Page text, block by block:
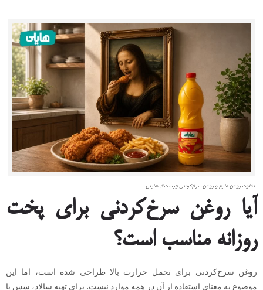
تفاوت روغن مایع و روغن سرخ‌کردنی چیست؟, هایلی
آیا روغن سرخ‌کردنی برای پخت
روزانه مناسب است؟
روغن سرخ‌کردنی برای تحمل حرارت بالا طراحی شده است، اما این
موضوع به معنای استفاده از آن در همه موارد نیست. برای تهیه سالاد، سس یا